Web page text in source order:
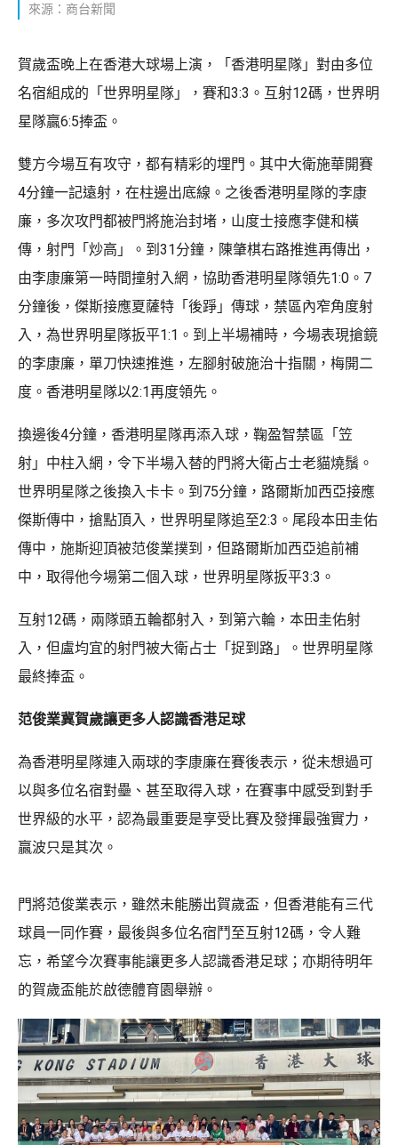
來源：商台新聞
賀歲盃晚上在香港大球場上演，「香港明星隊」對由多位
名宿組成的「世界明星隊」，賽和3:3。互射12碼，世界明
星隊贏6:5捧盃。
雙方今場互有攻守，都有精彩的埋門。其中大衛施華開賽
4分鐘一記遠射，在柱邊出底線。之後香港明星隊的李康
廉，多次攻門都被門將施治封堵，山度士接應李健和橫
傳，射門「炒高」。到31分鐘，陳肇棋右路推進再傳出，
由李康廉第一時間撞射入網，協助香港明星隊領先1:0。7
分鐘後，傑斯接應夏薩特「後踭」傳球，禁區內窄角度射
入，為世界明星隊扳平1:1。到上半場補時，今場表現搶鏡
的李康廉，單刀快速推進，左腳射破施治十指關，梅開二
度。香港明星隊以2:1再度領先。
換邊後4分鐘，香港明星隊再添入球，鞠盈智禁區「笠
射」中柱入網，令下半場入替的門將大衛占士老貓燒鬚。
世界明星隊之後換入卡卡。到75分鐘，路爾斯加西亞接應
傑斯傳中，搶點頂入，世界明星隊追至2:3。尾段本田圭佑
傳中，施斯迎頂被范俊業撲到，但路爾斯加西亞追前補
中，取得他今場第二個入球，世界明星隊扳平3:3。
互射12碼，兩隊頭五輪都射入，到第六輪，本田圭佑射
入，但盧均宜的射門被大衛占士「捉到路」。世界明星隊
最終捧盃。
范俊業冀賀歲讓更多人認識香港足球
為香港明星隊連入兩球的李康廉在賽後表示，從未想過可
以與多位名宿對壘、甚至取得入球，在賽事中感受到對手
世界級的水平，認為最重要是享受比賽及發揮最強實力，
贏波只是其次。
門將范俊業表示，雖然未能勝出賀歲盃，但香港能有三代
球員一同作賽，最後與多位名宿鬥至互射12碼，令人難
忘，希望今次賽事能讓更多人認識香港足球；亦期待明年
的賀歲盃能於啟德體育園舉辦。